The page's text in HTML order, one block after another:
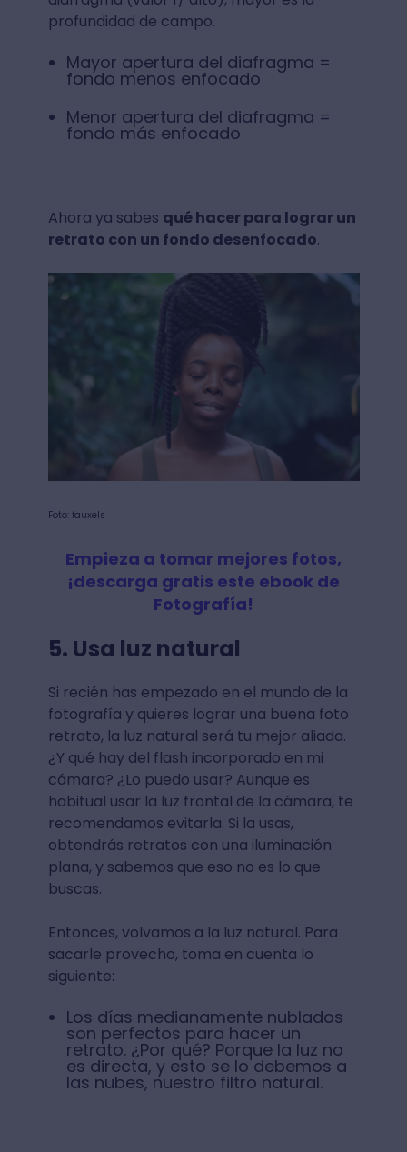
profundidad de campo.
Mayor apertura del diafragma =
fondo menos enfocado
Menor apertura del diafragma =
fondo más enfocado
Ahora ya sabes qué hacer para lograr un
retrato con un fondo desenfocado.
Foto: fauxels
Empieza a tomar mejores fotos,
¡descarga gratis este ebook de
Fotografía!
5. Usa luz natural
Si recién has empezado en el mundo de la
fotografía y quieres lograr una buena foto
retrato, la luz natural será tu mejor aliada.
¿Y qué hay del flash incorporado en mi
cámara? ¿Lo puedo usar? Aunque es
habitual usar la luz frontal de la cámara, te
recomendamos evitarla. Si la usas,
obtendrás retratos con una iluminación
plana, y sabemos que eso no es lo que
buscas.
Entonces, volvamos a la luz natural. Para
sacarle provecho, toma en cuenta lo
siguiente:
Los días medianamente nublados
son perfectos para hacer un
retrato. ¿Por qué? Porque la luz no
es directa, y esto se lo debemos a
las nubes, nuestro filtro natural.